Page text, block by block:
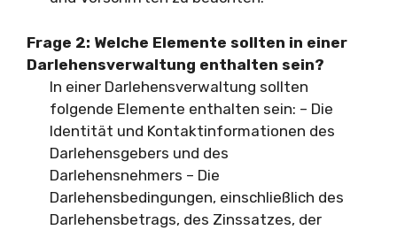
Frage 2: Welche Elemente sollten in einer
Darlehensverwaltung enthalten sein?
In einer Darlehensverwaltung sollten
folgende Elemente enthalten sein: – Die
Identität und Kontaktinformationen des
Darlehensgebers und des
Darlehensnehmers – Die
Darlehensbedingungen, einschließlich des
Darlehensbetrags, des Zinssatzes, der